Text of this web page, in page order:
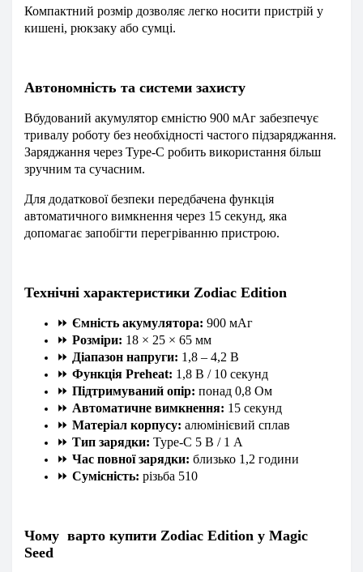
Компактний розмір дозволяє легко носити пристрій у
кишені, рюкзаку або сумці.
Автономність та системи захисту
Вбудований акумулятор ємністю 900 мАг забезпечує
тривалу роботу без необхідності частого підзаряджання.
Заряджання через Type-C робить використання більш
зручним та сучасним.
Для додаткової безпеки передбачена функція
автоматичного вимкнення через 15 секунд, яка
допомагає запобігти перегріванню пристрою.
Технічні характеристики Zodiac Edition
⏩ Ємність акумулятора: 900 мАг
⏩ Розміри: 18 × 25 × 65 мм
⏩ Діапазон напруги: 1,8 – 4,2 В
⏩ Функція Preheat: 1,8 В / 10 секунд
⏩ Підтримуваний опір: понад 0,8 Ом
⏩ Автоматичне вимкнення: 15 секунд
⏩ Матеріал корпусу: алюмінієвий сплав
⏩ Тип зарядки: Type-C 5 В / 1 А
⏩ Час повної зарядки: близько 1,2 години
⏩ Сумісність: різьба 510
Чому варто купити Zodiac Edition у Magic
Seed